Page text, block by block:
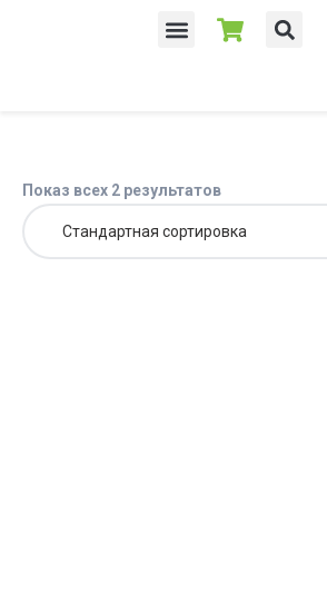
Показ всех 2 результатов